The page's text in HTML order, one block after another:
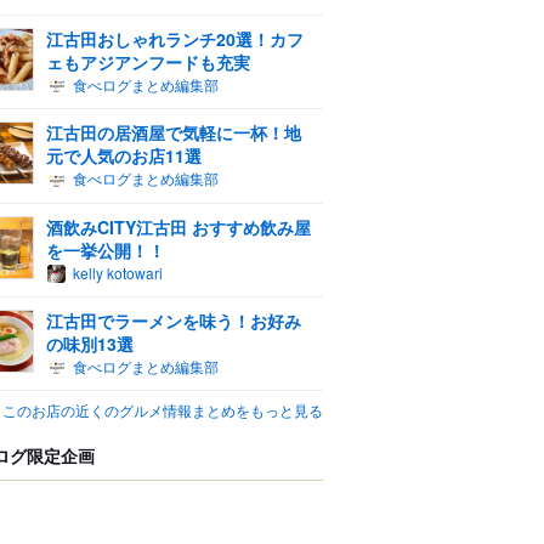
江古田おしゃれランチ20選！カフ
ェもアジアンフードも充実
食べログまとめ編集部
江古田の居酒屋で気軽に一杯！地
元で人気のお店11選
食べログまとめ編集部
酒飲みCITY江古田 おすすめ飲み屋
を一挙公開！！
kelly kotowari
江古田でラーメンを味う！お好み
の味別13選
食べログまとめ編集部
このお店の近くのグルメ情報まとめをもっと見る
グ限定企画